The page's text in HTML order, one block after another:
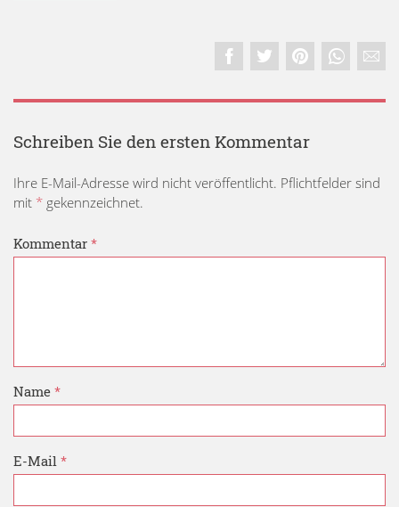
Schreiben Sie den ersten Kommentar
Ihre E-Mail-Adresse wird nicht veröffentlicht. Pflichtfelder sind
mit * gekennzeichnet.
Kommentar *
Name *
E-Mail *